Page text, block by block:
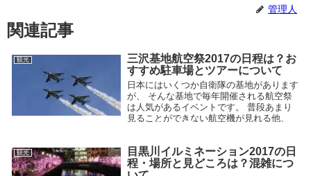
管理人
関連記事
観光
三沢基地航空祭2017の日程は？お
すすめ駐車場とツアーについて
日本にはいくつか自衛隊の基地があります
が、 そんな基地で毎年開催される航空祭
は人気があるイベントです。 普段あまり
見ることができない航空機が見れる他、
ま...
2017.07.23
観光
目黒川イルミネーション2017の日
程・場所と見どころは？混雑につ